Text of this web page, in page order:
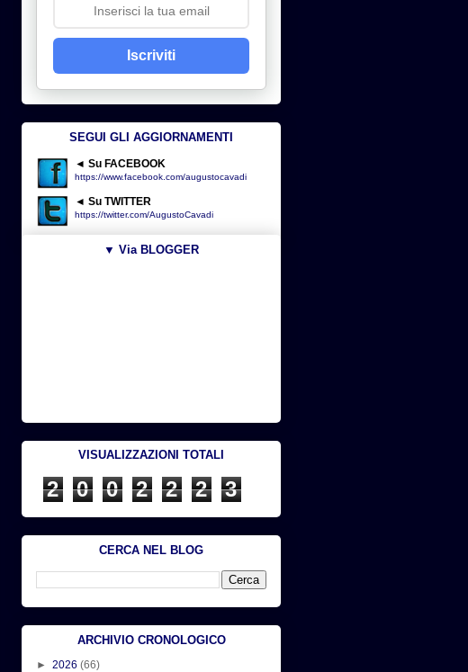
Iscriviti
SEGUI GLI AGGIORNAMENTI
◄ Su FACEBOOK
https://www.facebook.com/augustocavadi
◄ Su TWITTER
https://twitter.com/AugustoCavadi
▼ Via BLOGGER
VISUALIZZAZIONI TOTALI
2 0 0 2 2 2 3
CERCA NEL BLOG
ARCHIVIO CRONOLOGICO
► 2026 (66)